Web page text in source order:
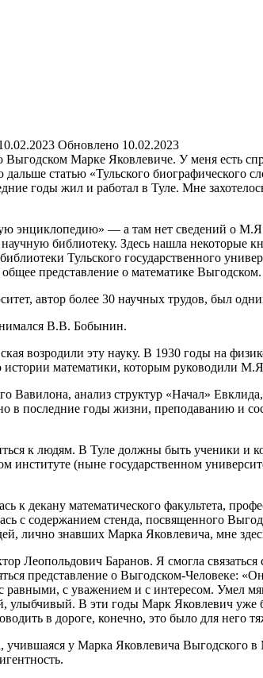
Обновлено 10.02.2023
Выгодском Марке Яковлевиче. У меня есть
статью «Тульского биографического
годы жил и работал в Туле. Мне
энциклопедию» — а там нет сведений о
библиотеку. Здесь нашла некоторые
Тульского государственного
представление о математике Выгодском.
автор более 30 научных трудов, был
В.В. Бобынин.
эту науку. В 1930 годы на
математики, которым руководили
Вавилона, анализ структур «Начал»
последние годы жизни, преподаванию и
к людям. В Туле должны быть ученики и
институте (ныне государственном
к декану математического факультета,
с содержанием стенда, посвященного
лично знавших Марка Яковлевича, мне
Леопольдович Баранов. Я смогла
представление о Выгодском-
с уважением и с интересом. Умел
улыбчивый. В эти годы Марк Яковлевич
в дороге, конечно, это было для него
учившаяся у Марка Яковлевича